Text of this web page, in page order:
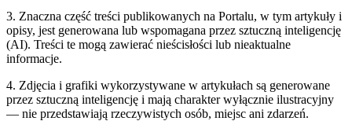
3. Znaczna część treści publikowanych na Portalu, w tym artykuły i
opisy, jest generowana lub wspomagana przez sztuczną inteligencję
(AI). Treści te mogą zawierać nieścisłości lub nieaktualne
informacje.
4. Zdjęcia i grafiki wykorzystywane w artykułach są generowane
przez sztuczną inteligencję i mają charakter wyłącznie ilustracyjny
— nie przedstawiają rzeczywistych osób, miejsc ani zdarzeń.